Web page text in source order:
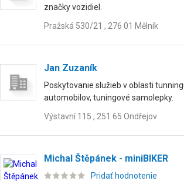
značky vozidiel.
Pražská 530/21 , 276 01 Mělník
Jan Zuzaník
Poskytovanie služieb v oblasti
automobilov, tuningové samolepky.
Výstavní 115 , 251 65 Ondřejov
Michal Štěpánek - miniBIKER
Pridať hodnotenie